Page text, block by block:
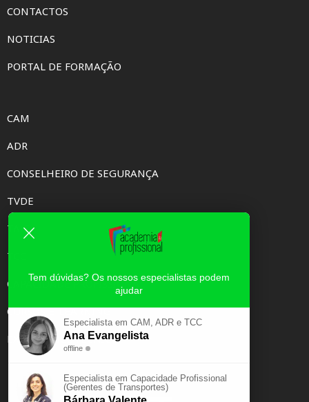
CONTACTOS
NOTICIAS
PORTAL DE FORMAÇÃO
CAM
ADR
CONSELHEIRO DE SEGURANÇA
TVDE
TAXI
TCC
CAPACIDADE PROFISSIONAL
CURSOS E-LEARNING
EXAME PSICOTÉCNICO
Tem dúvidas? Os nossos especialistas podem
ajudar
Especialista em CAM, ADR e TCC
Ana Evangelista
offline
Especialista em Capacidade Profissional
(Gerentes de Transportes)